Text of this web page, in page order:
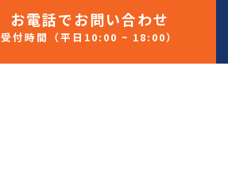
お電話でお問い合わせ
受付時間（平日10:00 ~ 18:00）